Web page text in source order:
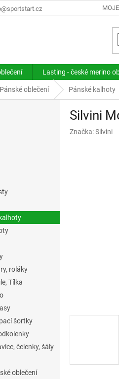
Lasting - české merino
Pánské oblečení Pánské kalhoty
roláky
Tílka
šortky
čelenky, šály
oblečení
Silvini
Značka:Silvini